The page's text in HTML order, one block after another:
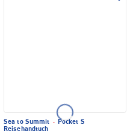
Sea to Summit · Pocket S
Reisehandtuch